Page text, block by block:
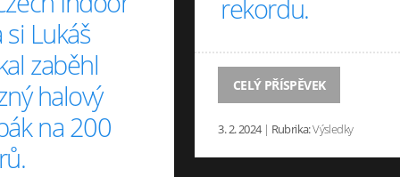
si Lukáš
zaběhl
halový
na 200
rekordu.
CELÝ PŘÍSPĚVEK
3. 2. 2024 | Rubrika:Výsledky